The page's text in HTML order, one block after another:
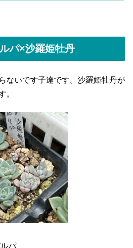
パ×沙羅姫牡丹
ないです子達です。沙羅姫牡丹が
。
パ